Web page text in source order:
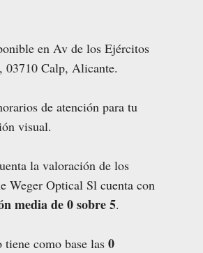
en Av de los Ejércitos
03710 Calp, Alicante.
de atención para tu
visual.
la valoración de los
Weger Optical Sl cuenta con
media de 0 sobre 5.
como base las 0